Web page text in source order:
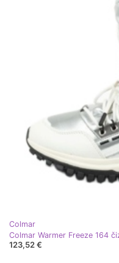
Colmar
Colmar Warmer Freeze 164
123,52 €